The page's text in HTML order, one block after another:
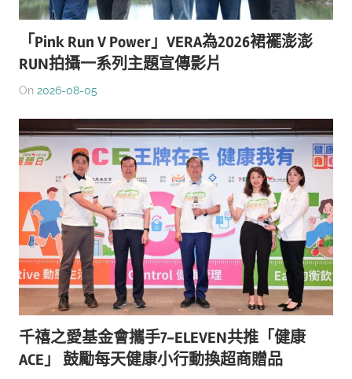
「Pink Run V Power」VERA為2026裙襬澎澎
RUN拍攝一系列主題宣傳影片
On 2026-08-05
千禧之愛基金會攜手7-ELEVEN共推「健康
ACE」 鼓勵每天健康小行動換超商贈品